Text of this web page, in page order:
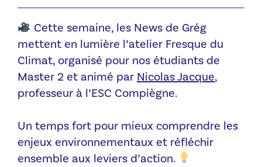
Cette semaine, les News de Grég
mettent en lumière l’atelier Fresque du
Climat, organisé pour nos étudiants de
Master 2 et animé par Nicolas Jacque,
professeur à l’ESC Compiègne.
Un temps fort pour mieux comprendre les
enjeux environnementaux et réfléchir
ensemble aux leviers d’action.